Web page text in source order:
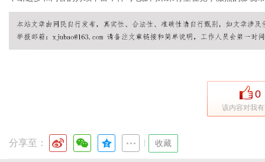
0
该内容对我
分享至： 收藏